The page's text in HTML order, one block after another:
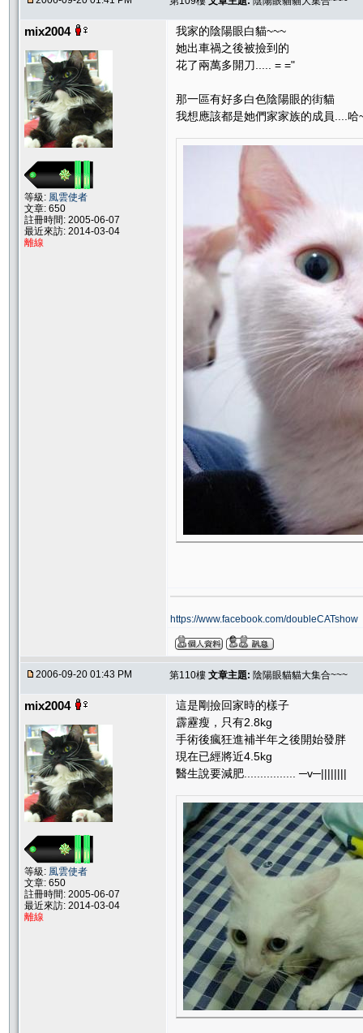
mix2004
等級: 風雲使者
文章: 650
註冊時間: 2005-06-07
最近來訪: 2014-03-04
離線
我家的陰陽眼白貓~~~
她出車禍之後被撿到的
花了兩萬多開刀..... = ="
那一區有好多白色陰陽眼的街貓
我想應該都是她們家家族的成員....哈
https://www.facebook.com/doubleCATshow
2006-09-20 01:43 PM 第110樓 文章主題: 陰陽眼貓貓大集合~~~
mix2004
等級: 風雲使者
文章: 650
註冊時間: 2005-06-07
最近來訪: 2014-03-04
離線
這是剛撿回家時的樣子
霹靂瘦，只有2.8kg
手術後瘋狂進補半年之後開始發胖
現在已經將近4.5kg
醫生說要減肥................ ─v─||||||||